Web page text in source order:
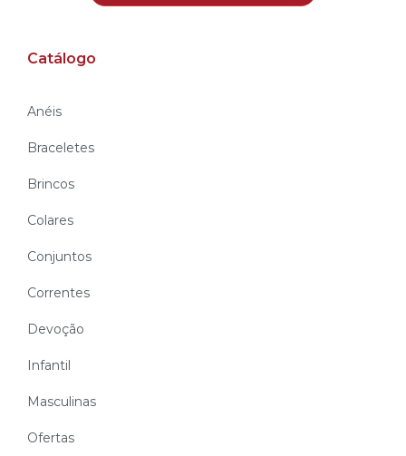
Catálogo
Anéis
Braceletes
Brincos
Colares
Conjuntos
Correntes
Devoção
Infantil
Masculinas
Ofertas